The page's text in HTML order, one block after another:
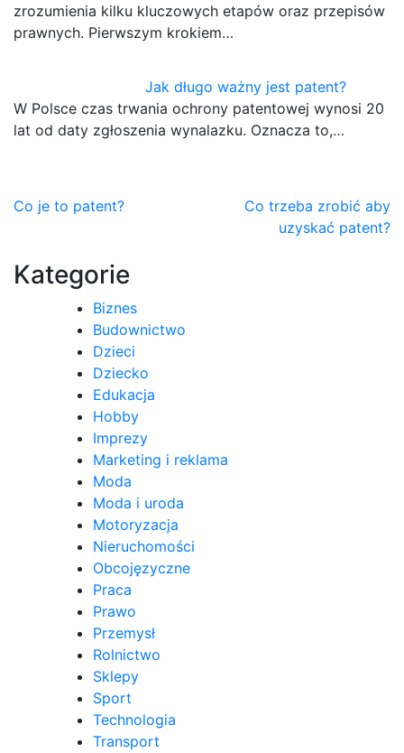
zrozumienia kilku kluczowych etapów oraz przepisów
prawnych. Pierwszym krokiem…
Jak długo ważny jest patent?
W Polsce czas trwania ochrony patentowej wynosi 20
lat od daty zgłoszenia wynalazku. Oznacza to,…
Nawigacja
Co je to patent?
Co trzeba zrobić aby
uzyskać patent?
Kategorie
Biznes
Budownictwo
Dzieci
Dziecko
Edukacja
Hobby
Imprezy
Marketing i reklama
Moda
Moda i uroda
Motoryzacja
Nieruchomości
Obcojęzyczne
Praca
Prawo
Przemysł
Rolnictwo
Sklepy
Sport
Technologia
Transport